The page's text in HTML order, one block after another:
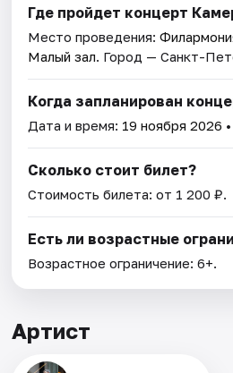
Где пройдет концерт
Место проведения:
Малый зал. Город — Санкт-
Когда запланирован
Дата и время: 19 ноября 2026
Сколько стоит билет?
Стоимость билета: от 1 200 ₽.
Есть ли возрастные
Возрастное ограничение: 6+.
Артист